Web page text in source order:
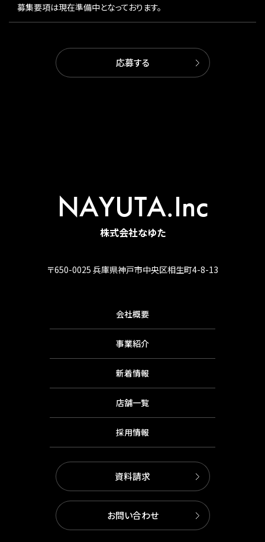
募集要項は現在準備中となっております。
応募する
NAYUTA.Inc
株式会社なゆた
〒650-0025 兵庫県神戸市中央区相生町4-8-13
会社概要
事業紹介
新着情報
店舗一覧
採用情報
資料請求
お問い合わせ